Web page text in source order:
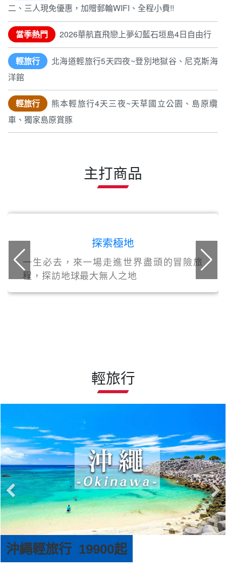
二、三人現免優惠，加贈郵輪WIFI、全程小費!!
當季熱門 2026華航直飛戀上夢幻藍石垣島4日自由行
輕旅行
北海道輕旅行5天四夜~登別地獄谷、尼克斯海
洋館
輕旅行
熊本輕旅行4天三夜~天草國立公園、島原纜
車、獨家島原賞豚
主打商品
探索極地
一生必去，來一場走進世界盡頭的冒險旅
程，探訪地球最大無人之地
輕旅行
沖繩輕旅行 19900起